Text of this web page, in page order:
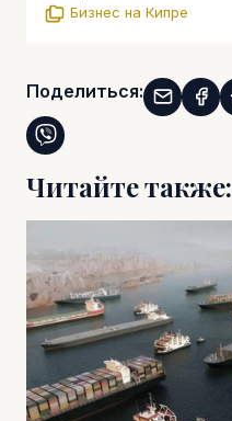
Бизнес на Кипре
Поделиться:
Читайте также: